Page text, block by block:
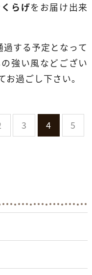
らげをお届け出来
する予定となって
強い風などござい
過ごし下さい。
3 4
5